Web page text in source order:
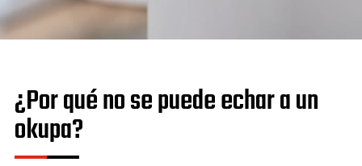
Fuengirola
Granada
Manilva
Marbella
¿Por qué no se puede echar a un
okupa?